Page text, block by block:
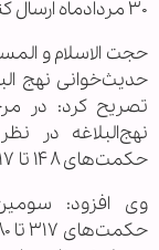
۳۰ مردادماه ارسال کنند.
حجت الاسلام و
حدیث‌خوانی نهج
نهج‌البلاغه در
حکمت‌های ۱۴۸ تا ۳۱۷ نهج‌البلاغه ارائه شد.
وی افزود: